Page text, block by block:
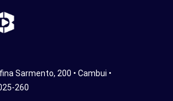
Sarmento, 200 • Cambui •
260